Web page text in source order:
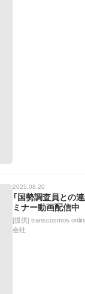
2025.08.20
「国勢調査員との
ミナー動画配信中
[提供] transcosmos
会社